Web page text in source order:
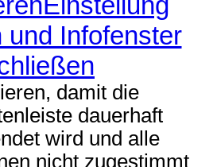
und Infofenster
damit die
dauerhaft
wird und alle
nicht zugestimmt